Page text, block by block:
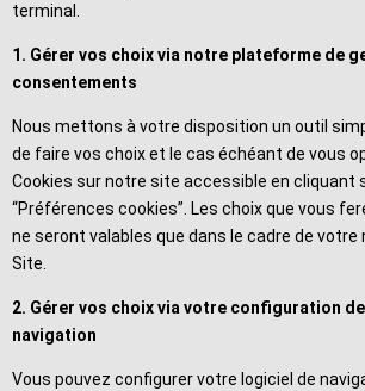
terminal.
1. Gérer vos choix via notre plateforme de
consentements
Nous mettons à votre disposition un outil
de faire vos choix et le cas échéant de vous
Cookies sur notre site accessible en cliquant
“Préférences cookies”. Les choix que vous
ne seront valables que dans le cadre de votre
Site.
2. Gérer vos choix via votre configuration
navigation
Vous pouvez configurer votre logiciel de